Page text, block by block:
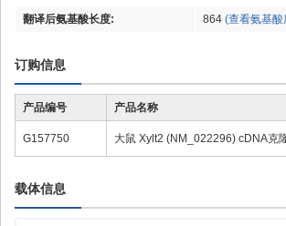
翻译后氨基酸长度: 864 (查看氨基酸
订购信息
产品编号 产品名称
G157750 大鼠 Xylt2 (NM_022296) cDNA克
载体信息